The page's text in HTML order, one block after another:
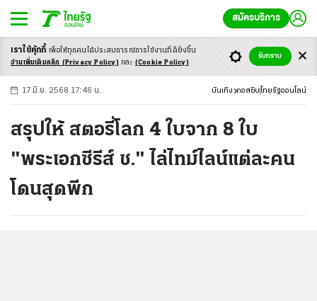
สมัครบริการ
-ก ก ก+
17 มิ.ย. 2568 17:46 น. บันเทิง กอสซิบ ไทยรัฐออนไลน์
สรุปให้ สตอรี่โลก 4 ใบจาก 8 ใบ
"พระเอกซีรีส์ ช." ไล่ไทม์ไลน์แต่ละคน
โดนสุดพีก
เราใช้คุ้กกี้ เพื่อให้ทุกคนได้ประสบการณ์การใช้งานที่ดียิ่งขึ้น
อ่านเพิ่มเติมคลิก (Privacy Policy) และ (Cookie Policy)
รับทราบ